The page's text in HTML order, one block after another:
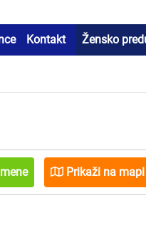
Kontakt Žensko
Prikaži na mapi